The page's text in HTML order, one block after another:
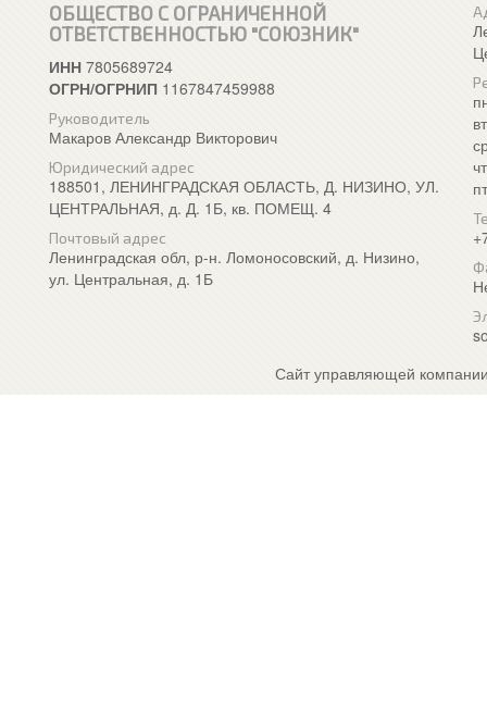
ОБЩЕСТВО С ОГРАНИЧЕННОЙ
ОТВЕТСТВЕННОСТЬЮ "СОЮЗНИК"
ИНН 7805689724
ОГРН/ОГРНИП 1167847459988
Руководитель
Макаров Александр Викторович
Юридический адрес
188501, ЛЕНИНГРАДСКАЯ ОБЛАСТЬ, Д. НИЗИНО, УЛ.
ЦЕНТРАЛЬНАЯ, д. Д. 1Б, кв. ПОМЕЩ. 4
Почтовый адрес
Ленинградская обл, р-н. Ломоносовский, д. Низино,
ул. Центральная, д. 1Б
Сайт управляющей